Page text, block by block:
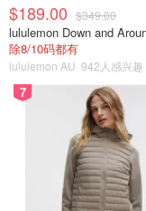
$189.00 $349.00
除8/10码都有
lululemon AU 942人感兴趣
7